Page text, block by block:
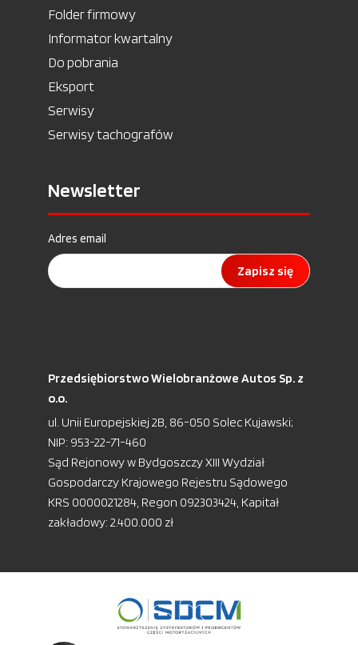
Folder firmowy
Informator kwartalny
Do pobrania
Eksport
Serwisy
Serwisy tachografów
Newsletter
Adres email
Zapisz się
Przedsiębiorstwo Wielobranżowe Autos Sp. z
o.o.
ul. Unii Europejskiej 2B, 86-050 Solec Kujawski;
NIP: 953-22-71-460
Sąd Rejonowy w Bydgoszczy XIII Wydział
Gospodarczy Krajowego Rejestru Sądowego
KRS 0000021284, Regon 092303424, Kapitał
zakładowy: 2.400.000 zł